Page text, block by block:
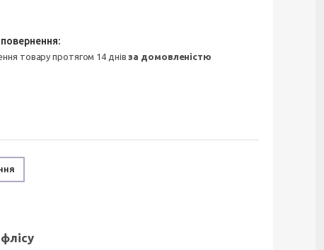
товару протягом 14 днівза домовленістю